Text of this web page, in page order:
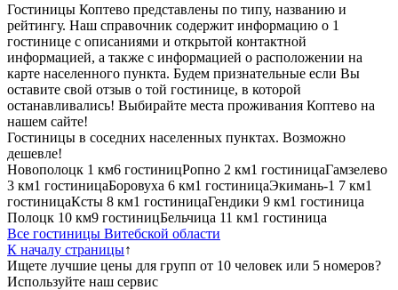
Гостиницы Коптево представлены по типу, названию и
рейтингу. Наш справочник содержит информацию о 1
гостинице с описаниями и открытой контактной
информацией, а также с информацией о расположении на
карте населенного пункта. Будем признательные если Вы
оставите свой отзыв о той гостинице, в которой
останавливались! Выбирайте места проживания Коптево на
нашем сайте!
Гостиницы в соседних населенных пунктах. Возможно
дешевле!
Новополоцк 1 км6 гостиницРопно 2 км1 гостиницаГамзелево
3 км1 гостиницаБоровуха 6 км1 гостиницаЭкимань-1 7 км1
гостиницаКсты 8 км1 гостиницаГендики 9 км1 гостиница
Полоцк 10 км9 гостиницБельчица 11 км1 гостиница
Все гостиницы Витебской области
К началу страницы↑
Ищете лучшие цены для групп от 10 человек или 5 номеров?
Используйте наш сервис